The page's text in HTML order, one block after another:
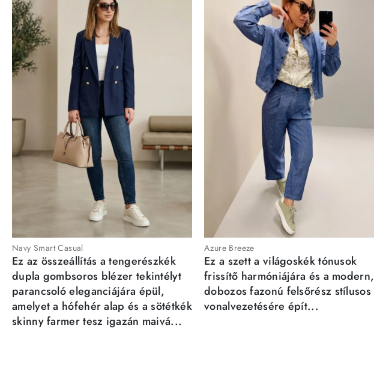
Navy Smart Casual
Ez az összeállítás a tengerészkék
dupla gombsoros blézer tekintélyt
parancsoló eleganciájára épül,
amelyet a hófehér alap és a sötétkék
skinny farmer tesz igazán maivá...
Azure Breeze
Ez a szett a világoskék tónusok
frissítő harmóniájára és a modern,
dobozos fazonú felsőrész stílusos
vonalvezetésére épít...